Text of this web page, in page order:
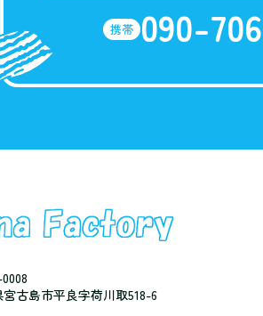
携帯 090-
宮古島市平良字荷川取518-6